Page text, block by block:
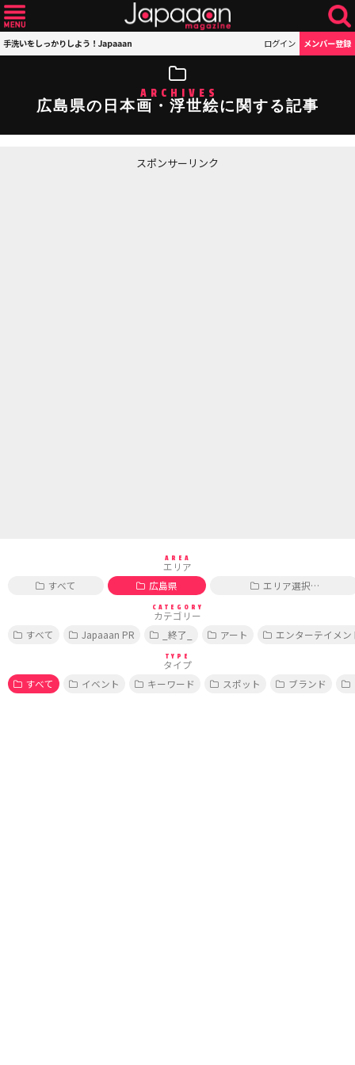
手洗いをしっかりしよう！Japaaan ログイン メンバー登録
ARCHIVES
広島県の日本画・浮世絵に関する記事
スポンサーリンク
AREA
エリア
すべて
広島県 エリア選択…
CATEGORY
カテゴリー
すべて
Japaaan PR _終了_ アート エンターテイメン
TYPE
タイプ
すべて
イベント キーワード スポット ブランド